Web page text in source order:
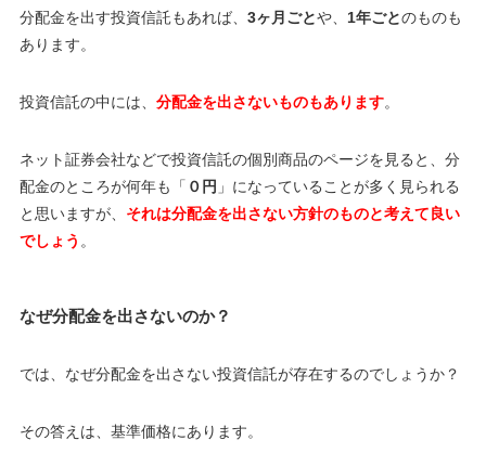
分配金を出す投資信託もあれば、 3ヶ月ごとや、 1年ごとのものも
あります。
投資信託の中には、 分配金を出さないものもあります。
ネット証券会社などで投資信託の個別商品のページを見ると、分
配金のところが何年も「 ０円 」になっていることが多く見られる
と思いますが、 それは分配金を出さない方針のものと考えて良い
でしょう 。
なぜ分配金を出さないのか？
では、なぜ分配金を出さない投資信託が存在するのでしょうか？
その答えは、基準価格にあります。